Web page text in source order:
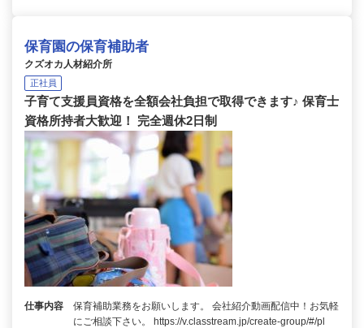
保育園の保育補助者
クズオカ人材紹介所
正社員
子育て支援員資格を全額会社負担で取得できます♪ 保育士
資格所持者大歓迎！ 完全週休2日制
仕事内容
保育補助業務をお願いします。 会社紹介動画配信中！お気軽
にご相談下さい。 https://v.classtream.jp/create-group/#/pl